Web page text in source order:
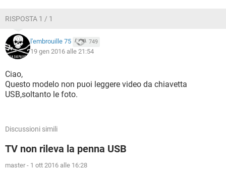
RISPOSTA 1 / 1
l'embrouille 75 749
19 gen 2016 alle 21:54
Ciao,
Questo modelo non puoi leggere video da chiavetta
USB,soltanto le foto.
Discussioni simili
TV non rileva la penna USB
master - 1 ott 2016 alle 16:28